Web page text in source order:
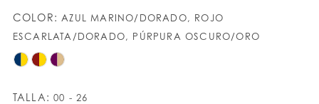
COLOR: AZUL MARINO/DORADO, ROJO
ESCARLATA/DORADO, PÚRPURA OSCURO/ORO
TALLA: 00 - 26